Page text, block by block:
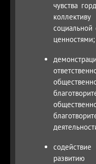
чувства
социальной
ценностями;